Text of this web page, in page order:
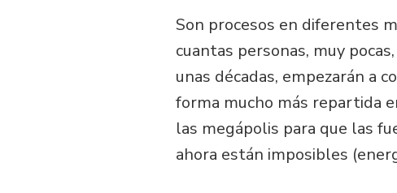
Son procesos en diferentes
cuantas personas, muy
unas décadas, empezarán a
forma mucho más repartida
las megápolis para que las
ahora están imposibles